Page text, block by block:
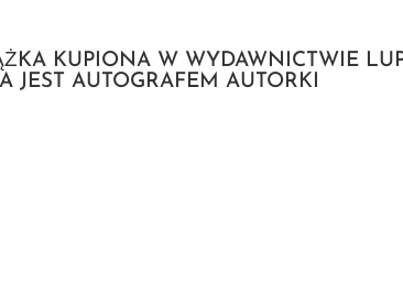
KUPIONA W WYDAWNICTWIE
JEST AUTOGRAFEM AUTORKI